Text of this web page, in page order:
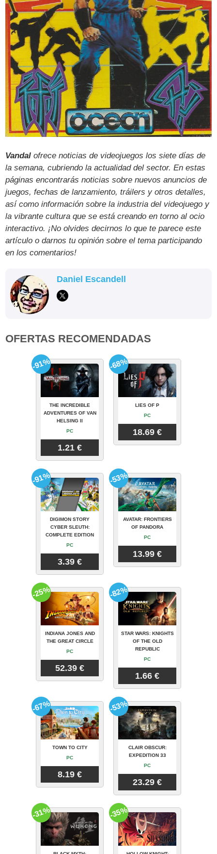
Vandal ofrece noticias de videojuegos los siete días de
la semana, cubriendo la actualidad del sector. En estas
páginas encontrarás noticias sobre nuevos anuncios de
juegos, fechas de lanzamiento, tráilers y otros detalles,
así como información sobre la industria del videojuego y
la vibrante cultura que se está creando en torno al ocio
interactivo. ¡No olvides decirnos lo que te parece este
artículo o darnos tu opinión sobre el tema participando
en los comentarios!
Daniel Escandell
OFERTAS RECOMENDADAS
THE INCREDIBLE
ADVENTURES OF VAN
HELSING II
PC
1.21 €
-91%
LIES OF P
PC
18.69 €
-68%
DIGIMON STORY
CYBER SLEUTH:
COMPLETE EDITION
PC
3.39 €
-91%
AVATAR: FRONTIERS
OF PANDORA
PC
13.99 €
-53%
INDIANA JONES AND
THE GREAT CIRCLE
PC
52.39 €
-25%
STAR WARS: KNIGHTS
OF THE OLD
REPUBLIC
PC
1.66 €
-82%
TOWN TO CITY
PC
8.19 €
-67%
CLAIR OBSCUR:
EXPEDITION 33
PC
23.29 €
-53%
-31% -35%